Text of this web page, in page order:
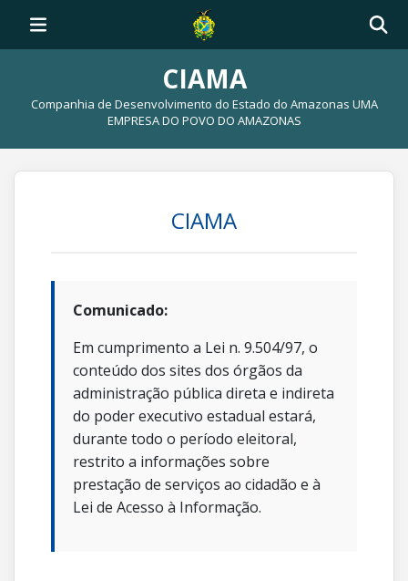
CIAMA
Companhia de Desenvolvimento do Estado do Amazonas UMA
EMPRESA DO POVO DO AMAZONAS
CIAMA
Comunicado:
Em cumprimento a Lei n. 9.504/97, o
conteúdo dos sites dos órgãos da
administração pública direta e indireta
do poder executivo estadual estará,
durante todo o período eleitoral,
restrito a informações sobre
prestação de serviços ao cidadão e à
Lei de Acesso à Informação.